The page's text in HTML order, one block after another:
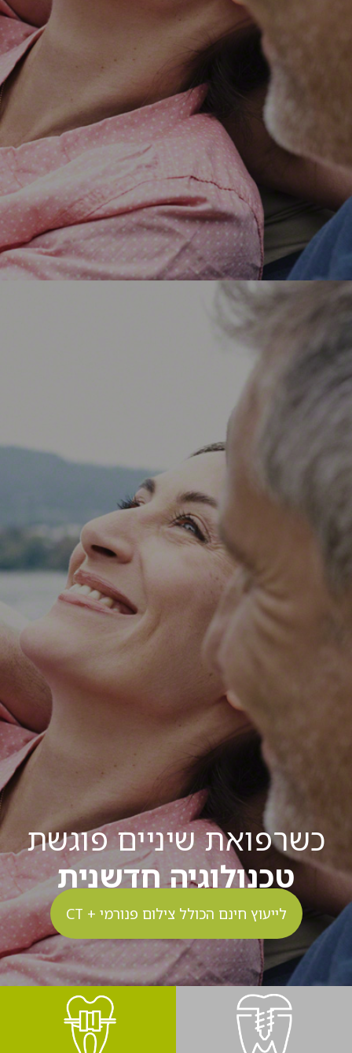
כשרפואת שיניים פוגשת
טכנולוגיה חדשנית
לייעוץ חינם הכולל צילום פנורמי + CT